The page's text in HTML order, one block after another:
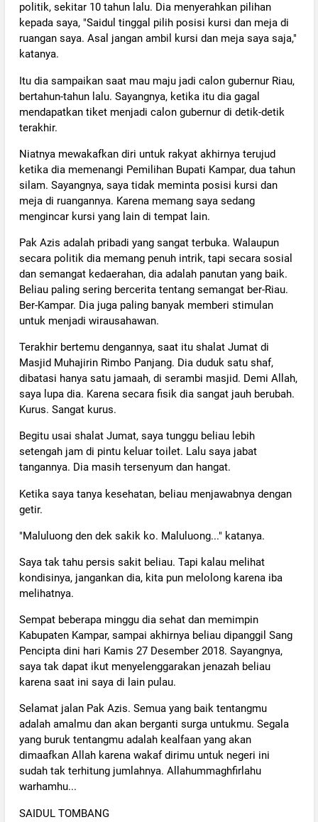
politik, sekitar 10 tahun lalu. Dia menyerahkan pilihan
kepada saya, "Saidul tinggal pilih posisi kursi dan meja di
ruangan saya. Asal jangan ambil kursi dan meja saya saja,"
katanya.
Itu dia sampaikan saat mau maju jadi calon gubernur Riau,
bertahun-tahun lalu. Sayangnya, ketika itu dia gagal
mendapatkan tiket menjadi calon gubernur di detik-detik
terakhir.
Niatnya mewakafkan diri untuk rakyat akhirnya terujud
ketika dia memenangi Pemilihan Bupati Kampar, dua tahun
silam. Sayangnya, saya tidak meminta posisi kursi dan
meja di ruangannya. Karena memang saya sedang
mengincar kursi yang lain di tempat lain.
Pak Azis adalah pribadi yang sangat terbuka. Walaupun
secara politik dia memang penuh intrik, tapi secara sosial
dan semangat kedaerahan, dia adalah panutan yang baik.
Beliau paling sering bercerita tentang semangat ber-Riau.
Ber-Kampar. Dia juga paling banyak memberi stimulan
untuk menjadi wirausahawan.
Terakhir bertemu dengannya, saat itu shalat Jumat di
Masjid Muhajirin Rimbo Panjang. Dia duduk satu shaf,
dibatasi hanya satu jamaah, di serambi masjid. Demi Allah,
saya lupa dia. Karena secara fisik dia sangat jauh berubah.
Kurus. Sangat kurus.
Begitu usai shalat Jumat, saya tunggu beliau lebih
setengah jam di pintu keluar toilet. Lalu saya jabat
tangannya. Dia masih tersenyum dan hangat.
Ketika saya tanya kesehatan, beliau menjawabnya dengan
getir.
"Maluluong den dek sakik ko. Maluluong..." katanya.
Saya tak tahu persis sakit beliau. Tapi kalau melihat
kondisinya, jangankan dia, kita pun melolong karena iba
melihatnya.
Sempat beberapa minggu dia sehat dan memimpin
Kabupaten Kampar, sampai akhirnya beliau dipanggil Sang
Pencipta dini hari Kamis 27 Desember 2018. Sayangnya,
saya tak dapat ikut menyelenggarakan jenazah beliau
karena saat ini saya di lain pulau.
Selamat jalan Pak Azis. Semua yang baik tentangmu
adalah amalmu dan akan berganti surga untukmu. Segala
yang buruk tentangmu adalah kealfaan yang akan
dimaafkan Allah karena wakaf dirimu untuk negeri ini
sudah tak terhitung jumlahnya. Allahummaghfirlahu
warhamhu...
SAIDUL TOMBANG